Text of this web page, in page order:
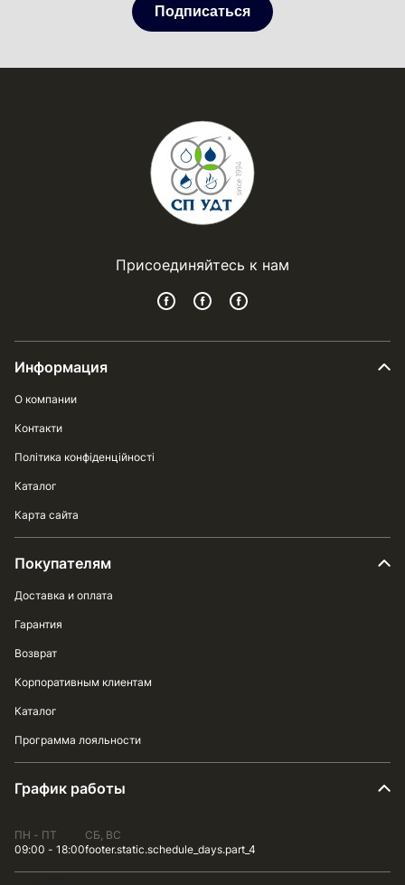
Подписаться
Присоединяйтесь к нам
Информация
О компании
Контакти
Політика конфіденційності
Каталог
Карта сайта
Покупателям
Доставка и оплата
Гарантия
Возврат
Корпоративным клиентам
Каталог
Программа лояльности
График работы
ПН - ПТ
09:00 - 18:00
СБ, ВС
footer.static.schedule_days.part_4